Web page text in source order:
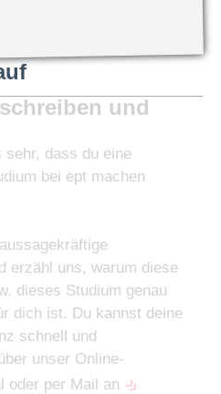
und
sehr, dass du eine
bei ept machen
erzähl uns, warum diese
dieses Studium genau
dich ist. Du kannst deine
schnell und
unser Online-
oder per Mail an